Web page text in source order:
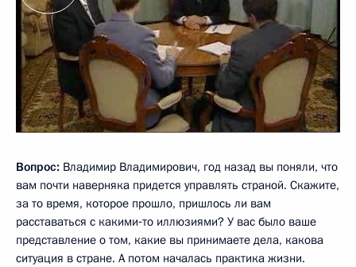
Вопрос: Владимир Владимирович, год назад вы поняли, что
вам почти наверняка придется управлять страной. Скажите,
за то время, которое прошло, пришлось ли вам
расставаться с какими‑то иллюзиями? У вас было ваше
представление о том, какие вы принимаете дела, какова
ситуация в стране. А потом началась практика жизни.